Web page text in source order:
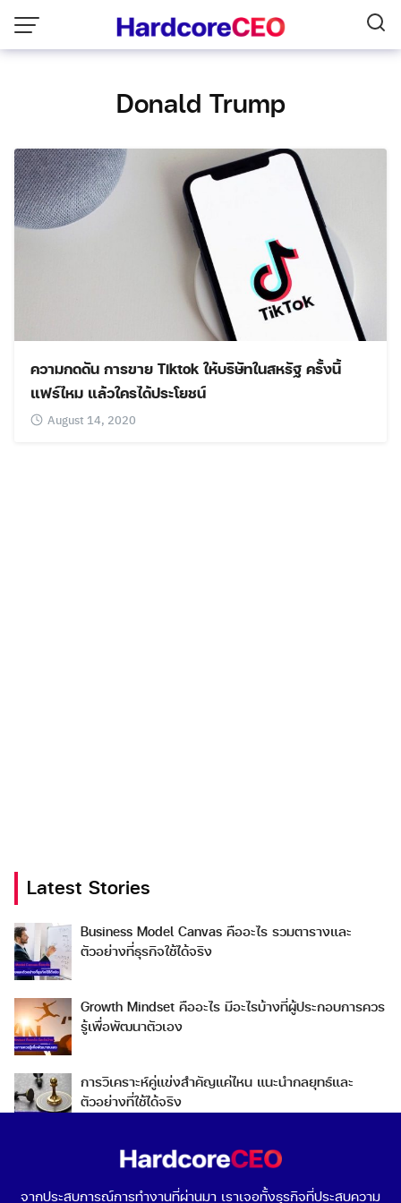
content
Search
for:
Donald Trump
ความกดดัน การขาย Tiktok ให้บริษัทในสหรัฐ ครั้งนี้
แฟร์ไหม แล้วใครได้ประโยชน์
August 14, 2020
Latest Stories
Business Model Canvas คืออะไร รวมตารางและ
ตัวอย่างที่ธุรกิจใช้ได้จริง
Growth Mindset คืออะไร มีอะไรบ้างที่ผู้ประกอบการควร
รู้เพื่อพัฒนาตัวเอง
การวิเคราะห์คู่แข่งสำคัญแค่ไหน แนะนำกลยุทธ์และ
ตัวอย่างที่ใช้ได้จริง
Go To Market คืออะไร เลือกกลยุทธ์การเข้าสู่ตลาดต่าง
จากประสบการณ์การทำงานที่ผ่านมา เราเจอทั้งธุรกิจที่ประสบความ